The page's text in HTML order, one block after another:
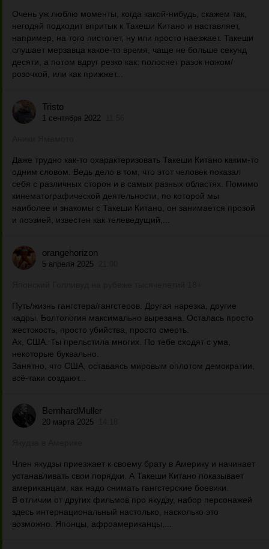
Очень уж люблю моменты, когда какой-нибудь, скажем так,
негодяй подходит впритык к Такеши Китано и наставляет,
например, на того пистолет, ну или просто наезжает. Такеши
слушает мерзавца какое-то время, чаще не больше секунд
десяти, а потом вдруг резко как: полоснет разок ножом/
розочкой, или как прижжет...
Tristo
1 сентября 2022
Даже трудно как-то охарактеризовать Такеши Китано каким-то
одним словом. Ведь дело в том, что этот человек показал
себя с различных сторон и в самых разных областях. Помимо
кинематографической деятельности, по которой мы
наиболее и знакомы с Такеши Китано, он занимается прозой
и поэзией, известен как телеведущий,...
orangehorizon
5 апреля 2025
Путь/жизнь гангстера/гангстеров. Другая нарезка, другие
кадры. Болтология максимально вырезана. Осталась просто
жестокость, просто убийства, просто смерть.
Ах, США. Ты прельстила многих. По тебе сходят с ума,
некоторые буквально.
Занятно, что США, оставаясь мировым оплотом демократии,
всё-таки создают...
BernhardMuller
20 марта 2025
Член якудзы приезжает к своему брату в Америку и начинает
устанавливать свои порядки. А Такеши Китано показывает
американцам, как надо снимать гангстерские боевики.
В отличии от других фильмов про якудзу, набор персонажей
здесь интернациональный настолько, насколько это
возможно. Японцы, афроамериканцы,...